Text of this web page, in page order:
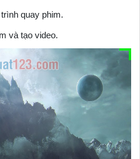
quay phim.
và tạo video.